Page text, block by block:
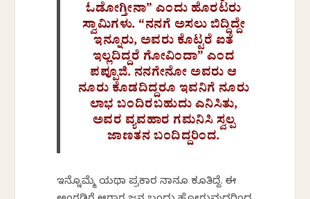
ಓಡೋಗ್ತೀನಾ” ಎಂದು ಹೊರಟರು
ಸ್ವಾಮಿಗಳು. “ನನಗೆ ಅಸಲು ಬಿದ್ದಿದ್ದೇ
ಇನ್ನೂರು, ಅವರು ಕೊಟ್ಟರೆ ಐತೆ
ಇಲ್ಲದಿದ್ದರೆ ಗೋವಿಂದಾ” ಎಂದ
ಪಪ್ಪೂಜಿ. ನನಗೇನೋ ಅವರು ಆ
ನೂರು ಕೊಡದಿದ್ದರೂ ಇವನಿಗೆ ನೂರು
ಲಾಭ ಬಂದಿರಬಹುದು ಎನಿಸಿತು,
ಅವರ ವ್ಯವಹಾರ ಗಮನಿಸಿ ಸ್ವಲ್ಪ
ಜಾಣತನ ಬಂದಿದ್ದರಿಂದ.
ಇನ್ನೊಮ್ಮೆ ಯಥಾ ಪ್ರಕಾರ ನಾನೂ ಕೂತಿದ್ದೆ. ಈ